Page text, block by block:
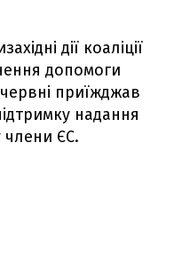
дії коаліції
допомоги
приїжджав
надання
члени ЄС.